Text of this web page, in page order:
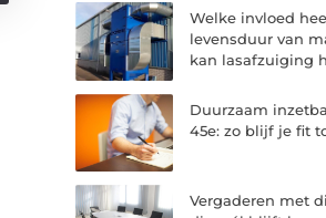
Welke invloed
levensduur van
kan lasafzuiging
Duurzaam
45e: zo blijf je fit
Vergaderen met